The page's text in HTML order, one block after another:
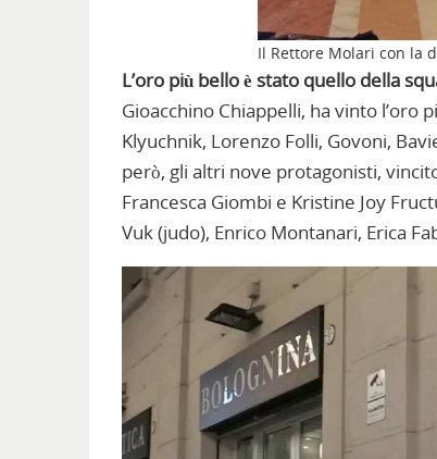
Il Rettore Molari con la
L’oro più bello è stato quello della
Gioacchino Chiappelli, ha vinto l’oro
Klyuchnik, Lorenzo Folli, Govoni,
però, gli altri nove protagonisti,
Francesca Giombi e Kristine Joy
Vuk (judo), Enrico Montanari, Erica